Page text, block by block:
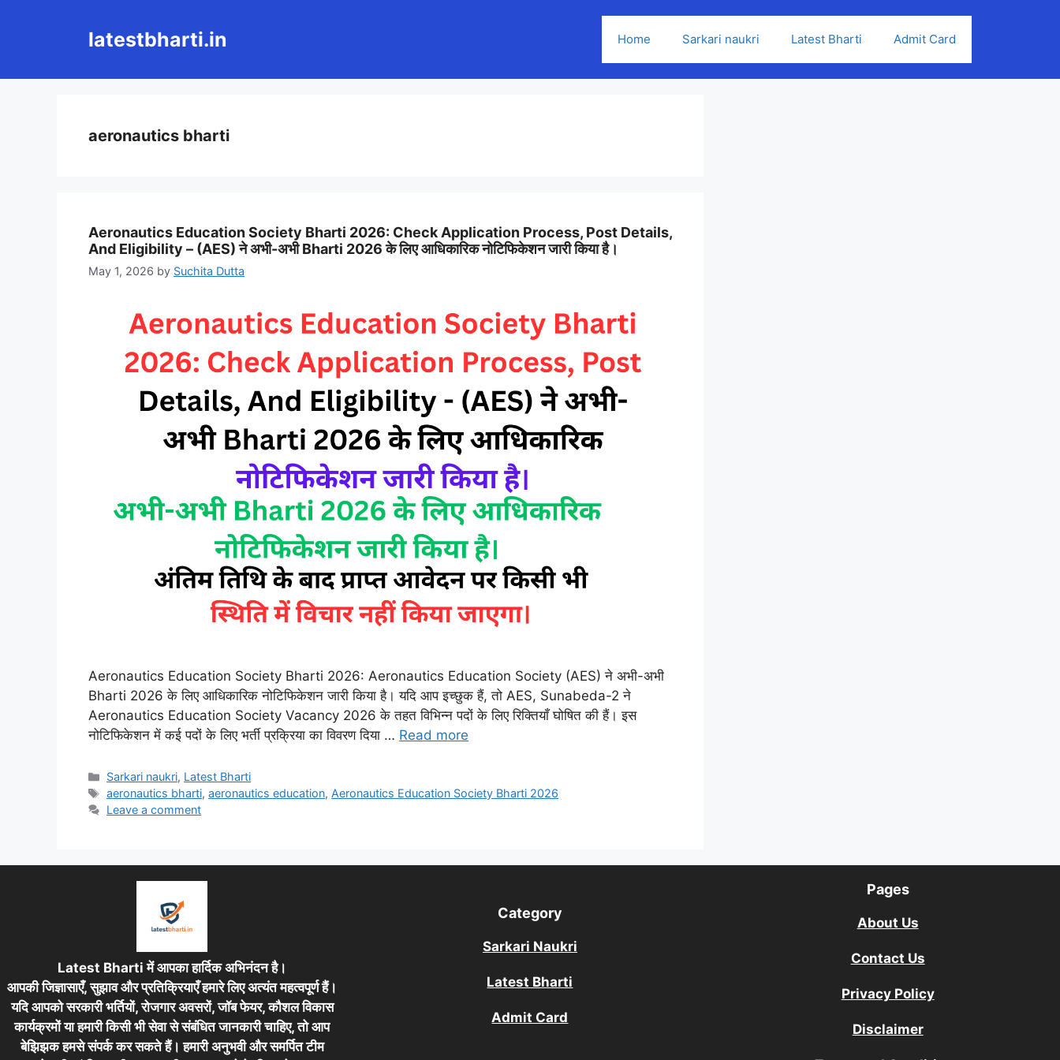
latestbharti.in Home Sarkari naukri Latest Bharti Admit Card
aeronautics bharti
Aeronautics Education Society Bharti 2026: Check Application Process, Post Details,
And Eligibility – (AES) ने अभी-अभी Bharti 2026 के लिए आधिकारिक नोटिफिकेशन जारी किया है।
May 1, 2026 by Suchita Dutta
Aeronautics Education Society Bharti 2026: Aeronautics Education Society (AES) ने अभी-अभी
Bharti 2026 के लिए आधिकारिक नोटिफिकेशन जारी किया है। यदि आप इच्छुक हैं, तो AES, Sunabeda-2 ने
Aeronautics Education Society Vacancy 2026 के तहत विभिन्न पदों के लिए रिक्तियाँ घोषित की हैं। इस
नोटिफिकेशन में कई पदों के लिए भर्ती प्रक्रिया का विवरण दिया … Read more
Categories
Sarkari naukri, Latest Bharti
Tags
aeronautics bharti,aeronautics education, Aeronautics Education Society Bharti 2026
Leave a comment
Latest Bharti में आपका हार्दिक अभिनंदन है।
आपकी जिज्ञासाएँ, सुझाव और प्रतिक्रियाएँ हमारे लिए अत्यंत महत्वपूर्ण हैं।
यदि आपको सरकारी भर्तियों, रोजगार अवसरों, जॉब फेयर, कौशल विकास
कार्यक्रमों या हमारी किसी भी सेवा से संबंधित जानकारी चाहिए, तो आप
बेझिझक हमसे संपर्क कर सकते हैं। हमारी अनुभवी और समर्पित टीम
Category
Sarkari Naukri
Latest Bharti
Admit Card
Pages
About Us
Contact Us
Privacy Policy
Disclaimer